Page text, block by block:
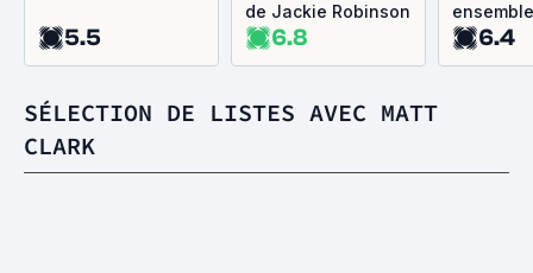
5.5
de Jackie Robinson
6.8
ensemble
6.4
SÉLECTION DE LISTES AVEC MATT
CLARK